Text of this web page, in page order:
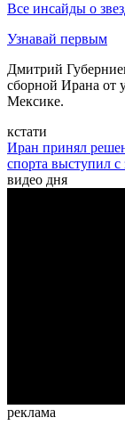
Все инсайды о
Узнавай первым
Дмитрий
сборной Ирана
Мексике.
кстати
Иран принял
спорта выступил с
видео дня
реклама